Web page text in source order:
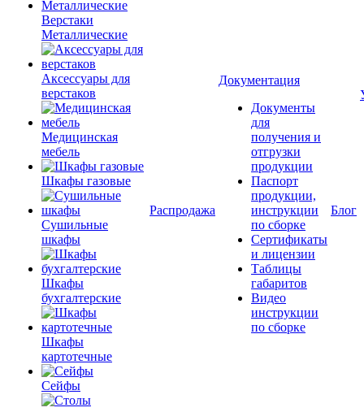
Верстаки
Металлические
Аксессуары для
верстаков
Медицинская
мебель
Шкафы газовые
Сушильные
шкафы
Шкафы
бухгалтерские
Шкафы
картотечные
Сейфы
Распродажа
Документация
Документы
для
получения и
отгрузки
продукции
Паспорт
продукции,
инструкции
по сборке
Сертификаты
и лицензии
Таблицы
габаритов
Видео
инструкции
по сборке
Блог